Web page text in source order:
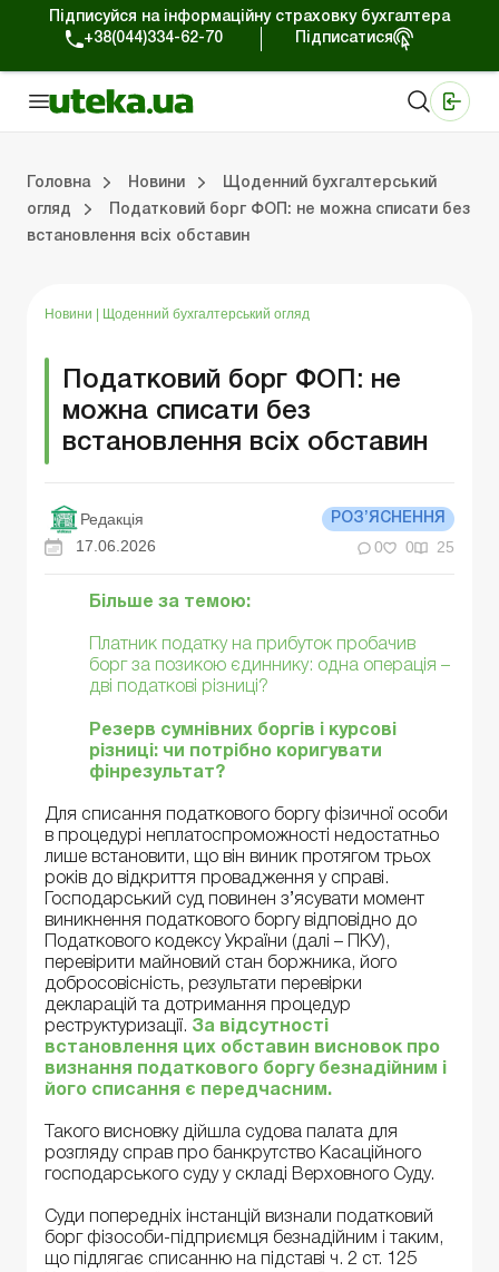
Підписуйся на інформаційну страховку бухгалтера
+38(044)334-62-70
Підписатися
Головна Новини
Щоденний бухгалтерський
огляд
Податковий борг ФОП: не можна списати без
встановлення всіх обставин
Новини Щоденний бухгалтерський огляд
Податковий борг ФОП: не
можна списати без
встановлення всіх обставин
Редакція РОЗ’ЯСНЕННЯ
17.06.2026 0 0 25
Більше за темою:
Платник податку на прибуток пробачив
борг за позикою єдиннику: одна операція –
дві податкові різниці?
Резерв сумнівних боргів і курсові
різниці: чи потрібно коригувати
фінрезультат?
Для списання податкового боргу фізичної особи
в процедурі неплатоспроможності недостатньо
лише встановити, що він виник протягом трьох
років до відкриття провадження у справі.
Господарський суд повинен з’ясувати момент
виникнення податкового боргу відповідно до
Податкового кодексу України (далі – ПКУ),
перевірити майновий стан боржника, його
добросовісність, результати перевірки
декларацій та дотримання процедур
реструктуризації. За відсутності
встановлення цих обставин висновок про
визнання податкового боргу безнадійним і
його списання є передчасним.
Такого висновку дійшла судова палата для
розгляду справ про банкрутство Касаційного
господарського суду у складі Верховного Суду.
Суди попередніх інстанцій визнали податковий
борг фізособи-підприємця безнадійним і таким,
що підлягає списанню на підставі ч. 2 ст. 125